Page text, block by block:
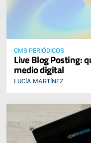
CMS PERIÓDICOS
Live Blog Posting:
medio digital
LUCÍA MARTÍNEZ